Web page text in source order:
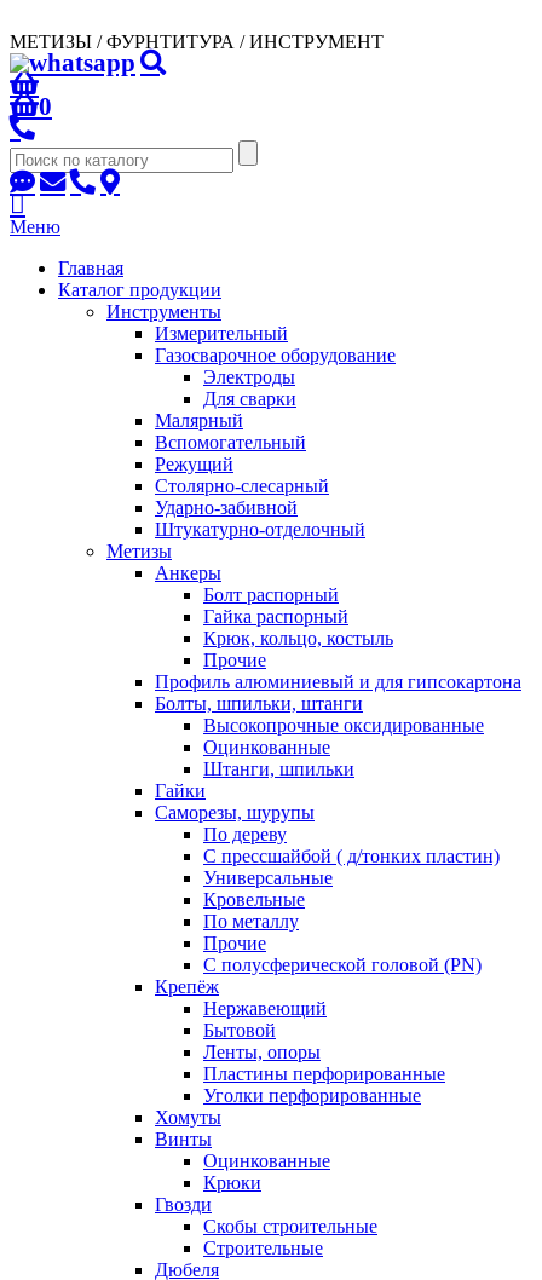
МЕТИЗЫ / ФУРНТИТУРА / ИНСТРУМЕНТ
0
Меню
Главная
Каталог продукции
Инструменты
Измерительный
Газосварочное оборудование
Электроды
Для сварки
Малярный
Вспомогательный
Режущий
Столярно-слесарный
Ударно-забивной
Штукатурно-отделочный
Метизы
Анкеры
Болт распорный
Гайка распорный
Крюк, кольцо, костыль
Прочие
Профиль алюминиевый и для гипсокартона
Болты, шпильки, штанги
Высокопрочные оксидированные
Оцинкованные
Штанги, шпильки
Гайки
Саморезы, шурупы
По дереву
С прессшайбой ( д/тонких пластин)
Универсальные
Кровельные
По металлу
Прочие
С полусферической головой (PN)
Крепёж
Нержавеющий
Бытовой
Ленты, опоры
Пластины перфорированные
Уголки перфорированные
Хомуты
Винты
Оцинкованные
Крюки
Гвозди
Скобы строительные
Строительные
Дюбеля